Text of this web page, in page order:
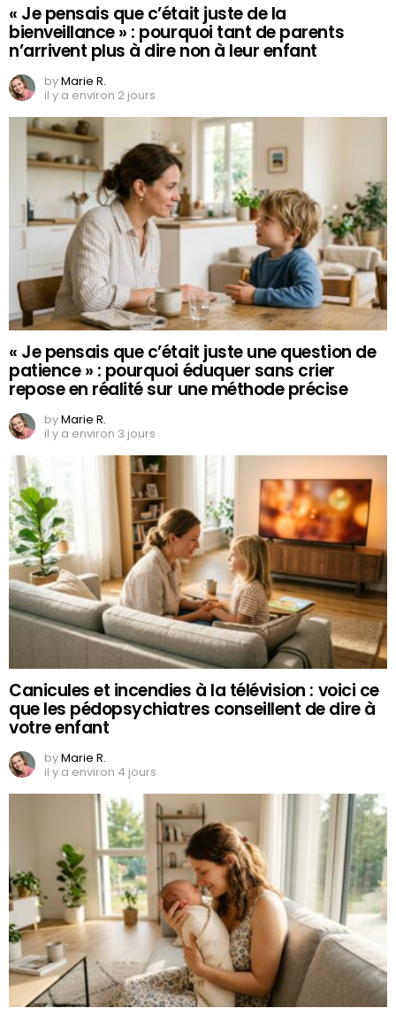
« Je pensais que c’était juste de la
bienveillance » : pourquoi tant de parents
n’arrivent plus à dire non à leur enfant
byMarie R.
il y a environ 2 jours
« Je pensais que c’était juste une question de
patience » : pourquoi éduquer sans crier
repose en réalité sur une méthode précise
byMarie R.
il y a environ 3 jours
Canicules et incendies à la télévision : voici ce
que les pédopsychiatres conseillent de dire à
votre enfant
byMarie R.
il y a environ 4 jours